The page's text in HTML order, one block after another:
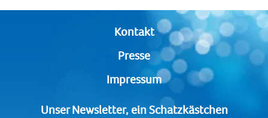
Kontakt
Presse
Impressum
Unser Newsletter, ein Schatzkästchen